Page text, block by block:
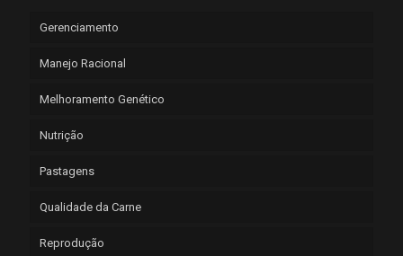
Gerenciamento
Manejo Racional
Melhoramento Genético
Nutrição
Pastagens
Qualidade da Carne
Reprodução